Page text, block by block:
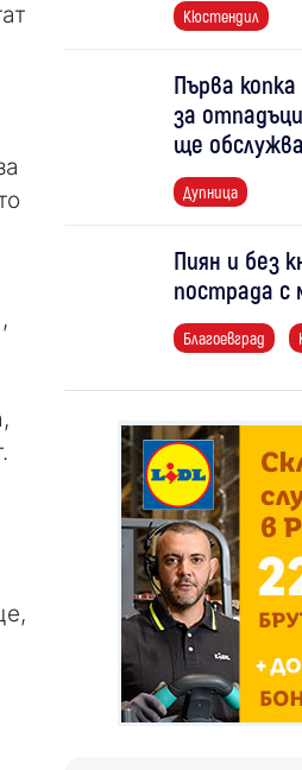
Кюстендил
Първа
за
ще
Дупница
Пиян и без
пострада с
Благоевград